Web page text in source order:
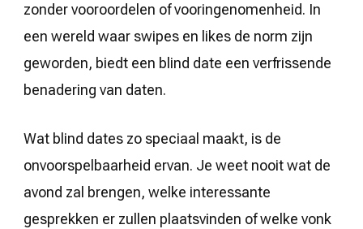
zonder vooroordelen of vooringenomenheid. In
een wereld waar swipes en likes de norm zijn
geworden, biedt een blind date een verfrissende
benadering van daten.
Wat blind dates zo speciaal maakt, is de
onvoorspelbaarheid ervan. Je weet nooit wat de
avond zal brengen, welke interessante
gesprekken er zullen plaatsvinden of welke vonk